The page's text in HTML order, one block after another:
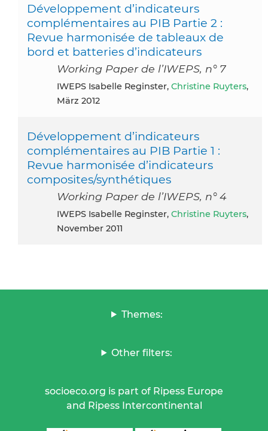
Développement d’indicateurs
complémentaires au PIB Partie 2 :
Revue harmonisée de tableaux de
bord et batteries d’indicateurs
Working Paper de l’IWEPS, n° 7
IWEPS Isabelle Reginster, Christine Ruyters,
März 2012
Développement d’indicateurs
complémentaires au PIB Partie 1 :
Revue harmonisée d’indicateurs
composites/synthétiques
Working Paper de l’IWEPS, n° 4
IWEPS Isabelle Reginster, Christine Ruyters,
November 2011
Themes:
Other filters:
socioeco.org is part of Ripess Europe
and Ripess Intercontinental